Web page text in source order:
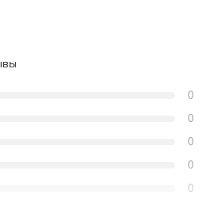
муниципальных
стиль, доступная цена.
памятным сувениром к главному
0
0
0
0
0